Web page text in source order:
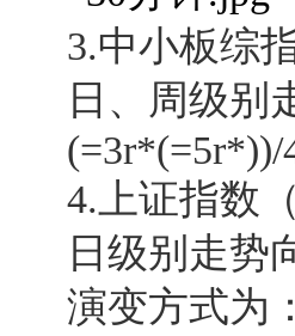
3.中小板综
日、周级别
4. 上证指数
日级别走势
演变方式为